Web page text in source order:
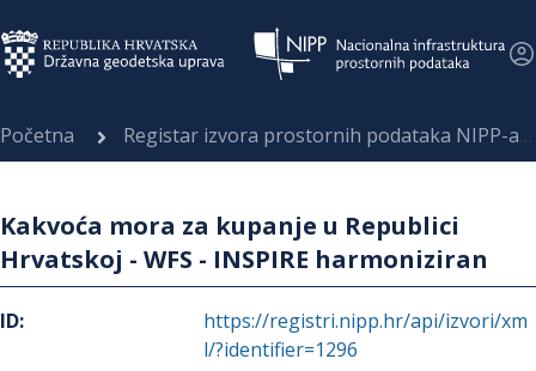
Početna Registar izvora prostornih podataka NIPP-a
Kakvoća mora za kupanje u Republici
Hrvatskoj - WFS - INSPIRE harmoniziran
ID:
https://registri.nipp.hr/api/izvori/xm
l/?identifier=1296